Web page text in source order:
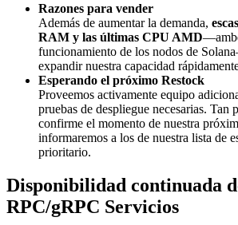
Razones para vender
Además de aumentar la demanda,
RAM y las últimas CPU AMD
funcionamiento de los nodos de
expandir nuestra capacidad
Esperando el próximo Restock
Proveemos activamente equipo
pruebas de despliegue necesarias. Tan
confirme el momento de nuestra
informaremos a los de nuestra lista de
prioritario.
Disponibilidad continuada
RPC/gRPC Servicios